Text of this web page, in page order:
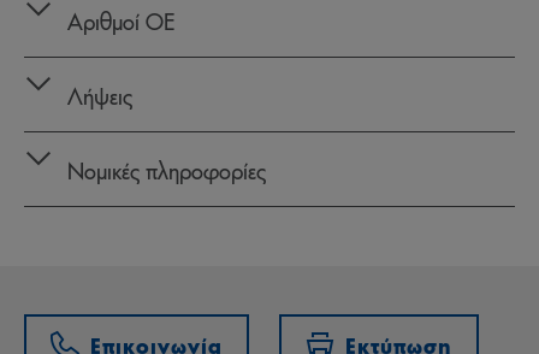
Αριθμοί OE
Λήψεις
Νομικές πληροφορίες
Επικοινωνία Εκτύπωση